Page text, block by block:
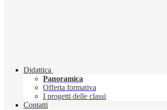
Didattica
Panoramica
Offerta formativa
I progetti delle classi
Contatti